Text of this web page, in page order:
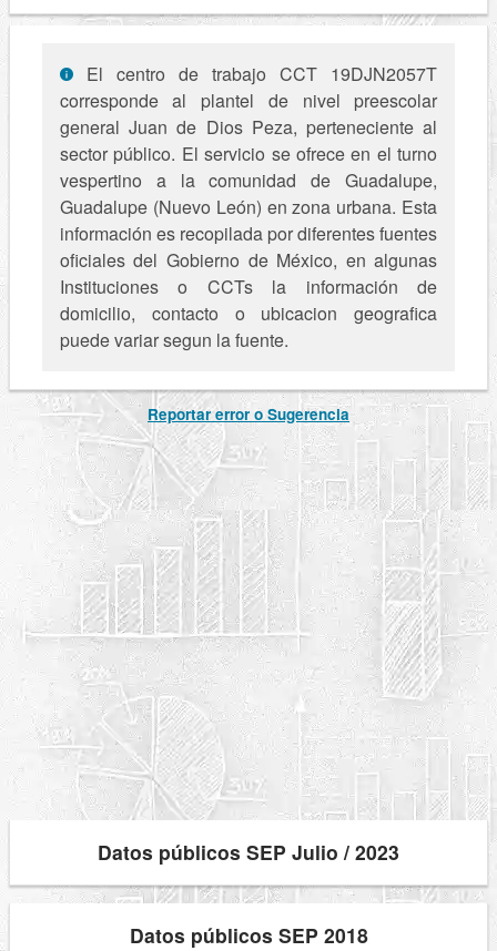
El centro de trabajo CCT 19DJN2057T
corresponde al plantel de nivel preescolar
general Juan de Dios Peza, perteneciente al
sector público. El servicio se ofrece en el turno
vespertino a la comunidad de Guadalupe,
Guadalupe (Nuevo León) en zona urbana. Esta
información es recopilada por diferentes fuentes
oficiales del Gobierno de México, en algunas
Instituciones o CCTs la información de
domicilio, contacto o ubicacion geografica
puede variar segun la fuente.
Reportar error o Sugerencia
Datos públicos SEP Julio / 2023
Datos públicos SEP 2018